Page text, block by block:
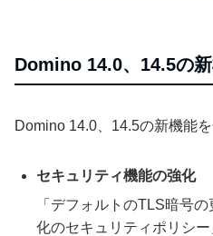
Domino 14.0、14.5の
Domino 14.0、14.5の新機能を
セキュリティ機能の強化
「デフォルトのTLS暗号
化のセキュリティポリシ